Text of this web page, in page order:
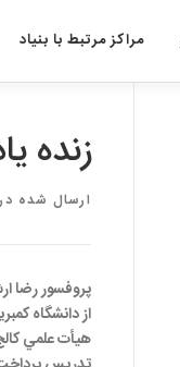
مراکز مرتبط با بنیاد
زنده
ارسال شده
پروفسور رضا
از دانشگاه
هيأت علمي